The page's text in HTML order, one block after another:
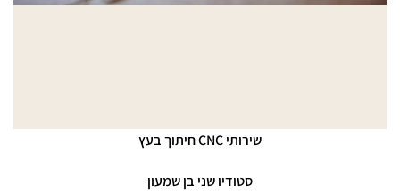
שירותי CNC חיתוך בעץ
סטודיו שני בן שמעון